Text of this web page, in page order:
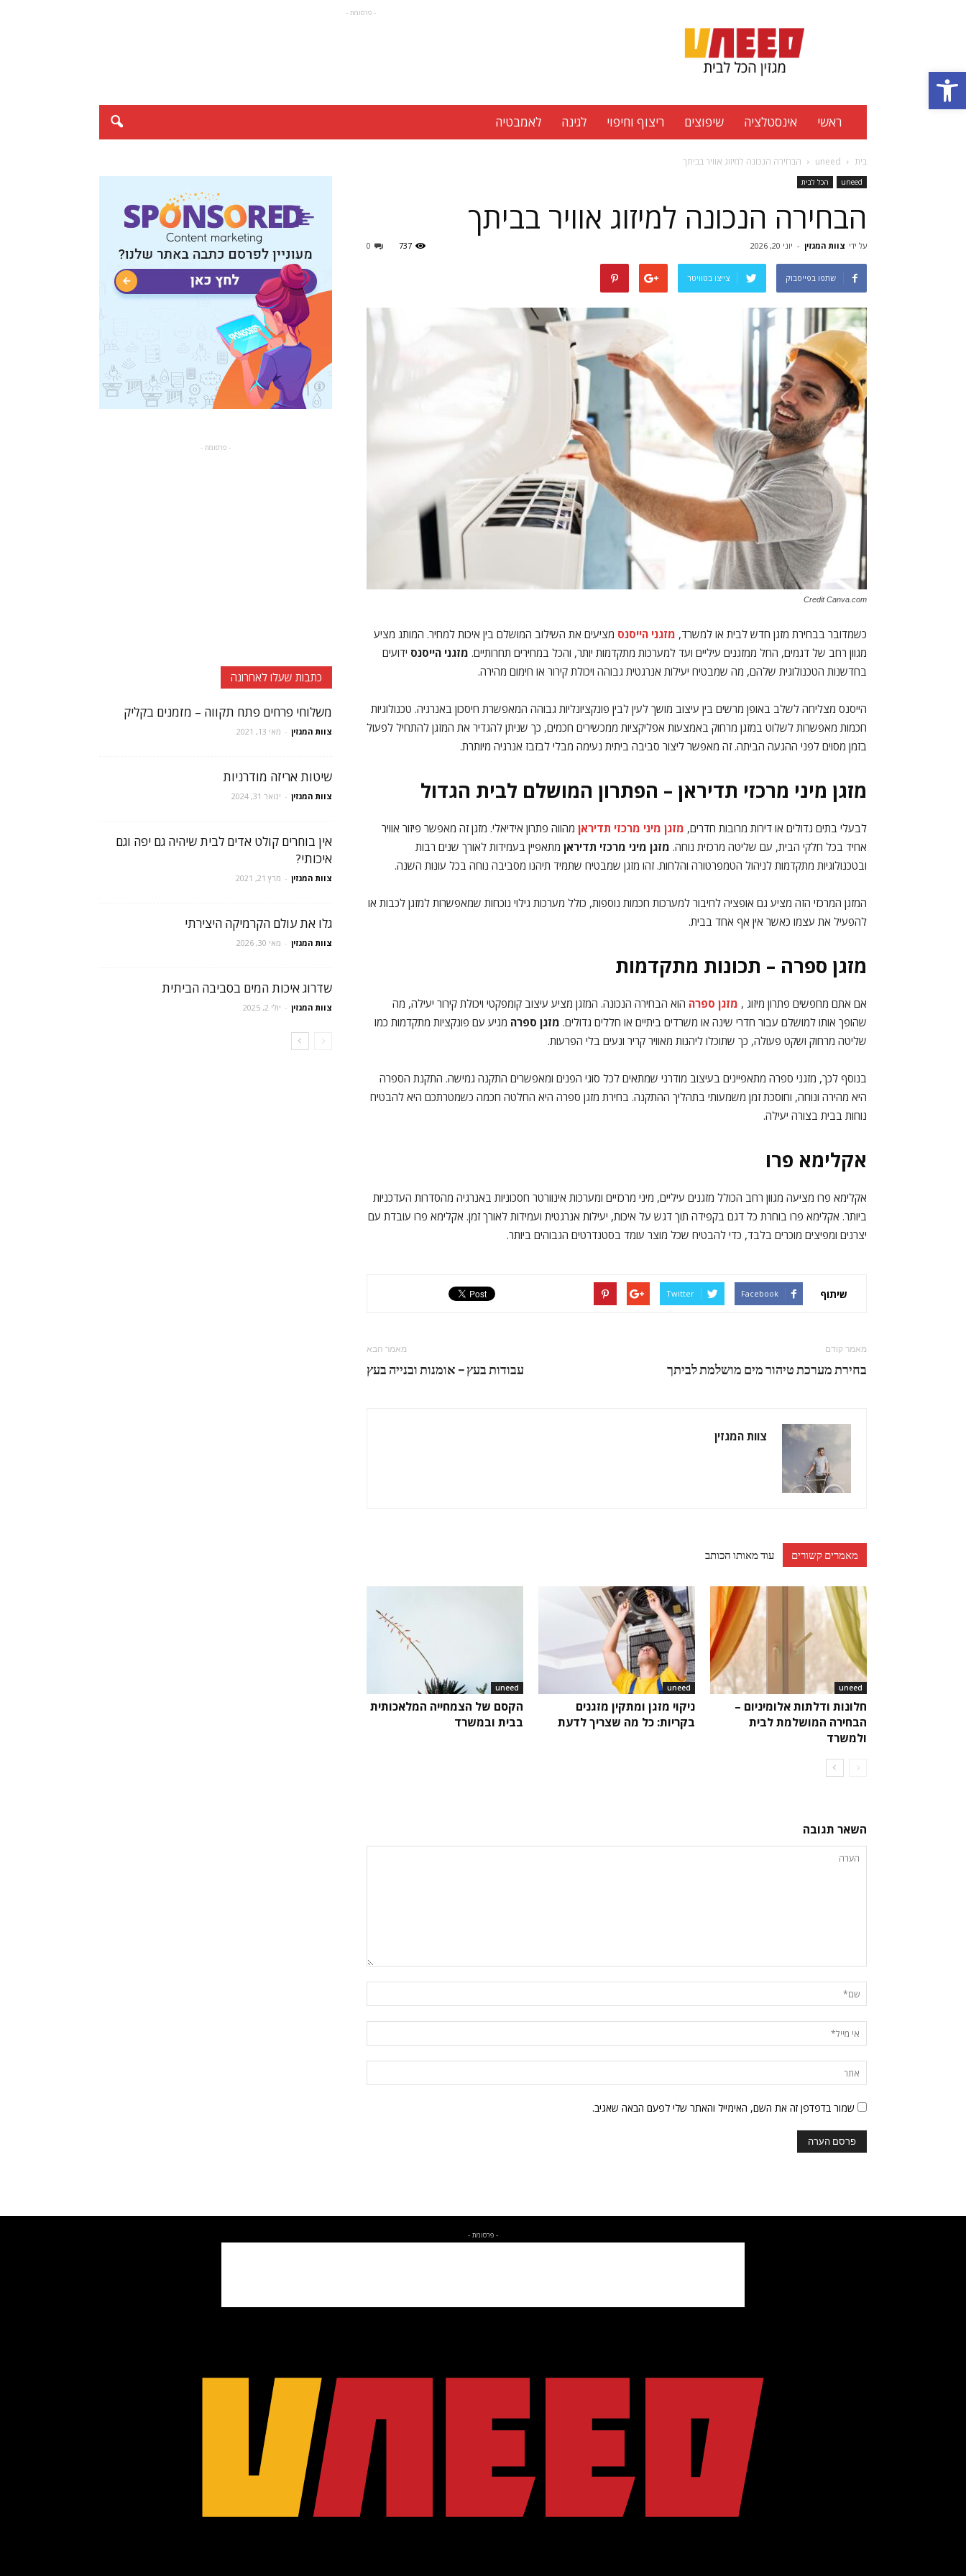
פתח סרגל נגישות
Uneed
- פרסומת -
ראשי אינסטלציה שיפוצים ריצוף וחיפוי לגינה לאמבטיה
בית uneed הבחירה הנכונה למיזוג אוויר בביתך
uneed הכל לבית
הבחירה הנכונה למיזוג אוויר בביתך
על ידי צוות המגזין - יוני 20, 2026 0 737
שתפו בפייסבוק צייצו בטוויטר
Credit Canva.com
כשמדובר בבחירת מזגן חדש לבית או למשרד, מזגני הייסנס מציעים את השילוב המושלם בין איכות למחיר. המותג מציע
מגוון רחב של דגמים, החל ממזגנים עיליים ועד למערכות מתקדמות יותר, והכל במחירים תחרותיים. מזגני הייסנס ידועים
בחדשנות הטכנולוגית שלהם, מה שמבטיח יעילות אנרגטית גבוהה ויכולת קירור או חימום מהירה.
הייסנס מצליחה לשלב באופן מרשים בין עיצוב מושך לעין לבין פונקציונליות גבוהה המאפשרת חיסכון באנרגיה. טכנולוגיות
חכמות מאפשרות לשלוט במזגן מרחוק באמצעות אפליקציות ממכשירים חכמים, כך שניתן להגדיר את המזגן להתחיל לפעול
בזמן מסוים לפני ההגעה הביתה. זה מאפשר ליצור סביבה ביתית נעימה מבלי לבזבז אנרגיה מיותרת.
מזגן מיני מרכזי תדיראן – הפתרון המושלם לבית הגדול
לבעלי בתים גדולים או דירות מרובות חדרים, מזגן מיני מרכזי תדיראן מהווה פתרון אידיאלי. מזגן זה מאפשר פיזור אוויר
אחיד בכל חלקי הבית, עם שליטה מרכזית נוחה. מזגן מיני מרכזי תדיראן מתאפיין בעמידות לאורך שנים רבות
ובטכנולוגיות מתקדמות לניהול הטמפרטורה והלחות. זהו מזגן שמבטיח שתמיד תיהנו מסביבה נוחה בכל עונות השנה.
המזגן המרכזי הזה מציע גם אופציה לחיבור למערכות חכמות נוספות, כולל מערכות גילוי נוכחות שמאפשרות למזגן לכבות או
להפעיל את עצמו כאשר אין אף אחד בבית.
מזגן ספרה – תכונות מתקדמות
אם אתם מחפשים פתרון מיזוג , מזגן ספרה הוא הבחירה הנכונה. המזגן מציע עיצוב קומפקטי ויכולת קירור יעילה, מה
שהופך אותו למושלם עבור חדרי שינה או משרדים ביתיים או חללים גדולים. מזגן ספרה מגיע עם פונקציות מתקדמות כמו
שליטה מרחוק ושקט פעולה, כך שתוכלו ליהנות מאוויר קריר ונעים בלי הפרעות.
בנוסף לכך, מזגני ספרה מתאפיינים בעיצוב מודרני שמתאים לכל סוגי הפנים ומאפשרים התקנה גמישה. התקנת הספרה
היא מהירה ונוחה, וחוסכת זמן משמעותי בתהליך ההתקנה. בחירת מזגן ספרה היא החלטה חכמה כשמטרתכם היא להבטיח
נוחות בבית בצורה יעילה.
אקלימא פרו
אקלימא פרו מציעה מגוון רחב הכולל מזגנים עיליים, מיני מרכזיים ומערכות אינוורטר חסכוניות באנרגיה מהסדרות העדכניות
ביותר. אקלימא פרו בוחרת כל דגם בקפידה תוך דגש על איכות, יעילות אנרגטית ועמידות לאורך זמן. אקלימא פרו עובדת עם
יצרנים ומפיצים מוכרים בלבד, כדי להבטיח שכל מוצר עומד בסטנדרטים הגבוהים ביותר.
שיתוף Facebook
Twitter
מאמר קודם
בחירת מערכת טיהור מים מושלמת לביתך
מאמר הבא
עבודות בעץ – אומנות ובנייה בעץ
צוות המגזין
מאמרים קשורים עוד מאותו הכותב
uneed
חלונות ודלתות אלומיניום –
הבחירה המושלמת לבית
ולמשרד
uneed
ניקוי מזגן ומתקין מזגנים
בקריות: כל מה שצריך לדעת
uneed
הקסם של הצמחייה המלאכותית
בבית ובמשרד
השאר תגובה
שמור בדפדפן זה את השם, האימייל והאתר שלי לפעם הבאה שאגיב.
- פרסומת -
כתבות שעלו לאחרונה
משלוחי פרחים פתח תקווה – מזמנים בקליק
צוות המגזין - מאי 13, 2021
שיטות אריזה מודרניות
צוות המגזין - ינואר 31, 2024
אין בוחרים קולט אדים לבית שיהיה גם יפה וגם
איכותי?
צוות המגזין - מרץ 21, 2021
גלו את עולם הקרמיקה היצירתי
צוות המגזין - מאי 30, 2026
שדרוג איכות המים בסביבה הביתית
צוות המגזין - יולי 2, 2025
- פרסומת -